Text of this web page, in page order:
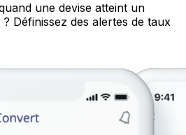
une devise atteint un
Définissez des alertes de taux